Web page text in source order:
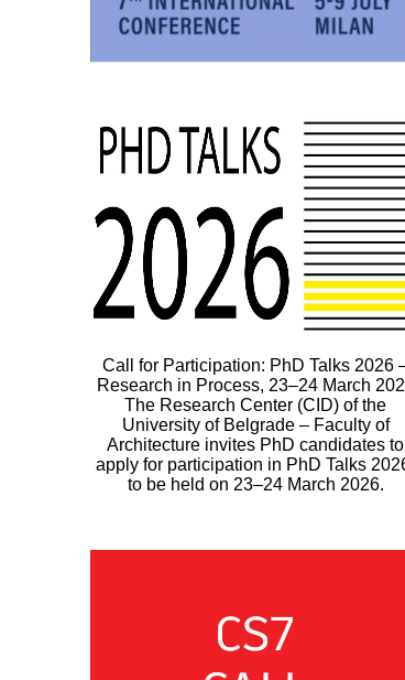
Call for Participation: PhD Talks 2026
Research in Process, 23–24 March
The Research Center (CID) of the
University of Belgrade – Faculty of
Architecture invites PhD candidates to
apply for participation in PhD Talks
to be held on 23–24 March 2026.